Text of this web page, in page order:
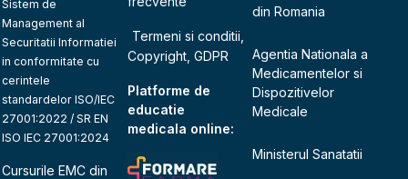
Sistem de
Management al
Securitatii Informatiei
in conformitate cu
cerintele
standardelor ISO/IEC
27001:2022 / SR EN
ISO IEC 27001:2024
Cursurile EMC din
Termeni si conditii,
Copyright, GDPR
Platforme de
educatie
medicala online:
din Romania
Agentia Nationala a
Medicamentelor si
Dispozitivelor
Medicale
Ministerul Sanatatii